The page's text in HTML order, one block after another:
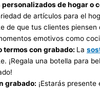
dehogar o
de artículos para el
de que tus clientes piensen
emotivos como
termoscon grabado: La
¡Regala una botella para
grabado: ¡Estarás